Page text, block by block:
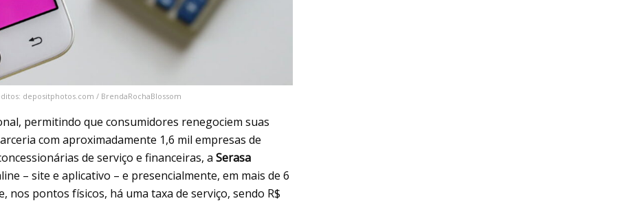
depositphotos.com / BrendaRochaBlossom
permitindo que consumidores renegociem suas
com aproximadamente 1,6 mil empresas de
de serviço e financeiras, a Serasa
– site e aplicativo – e presencialmente, em mais de 6
nos pontos físicos, há uma taxa de serviço, sendo R$